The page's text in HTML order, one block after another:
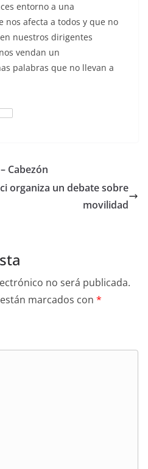
entorno a una
nos afecta a todos y que no
nuestros dirigentes
vendan un
palabras que no llevan a
Cabezón
organiza un debate sobre
movilidad
no será publicada.
marcados con *